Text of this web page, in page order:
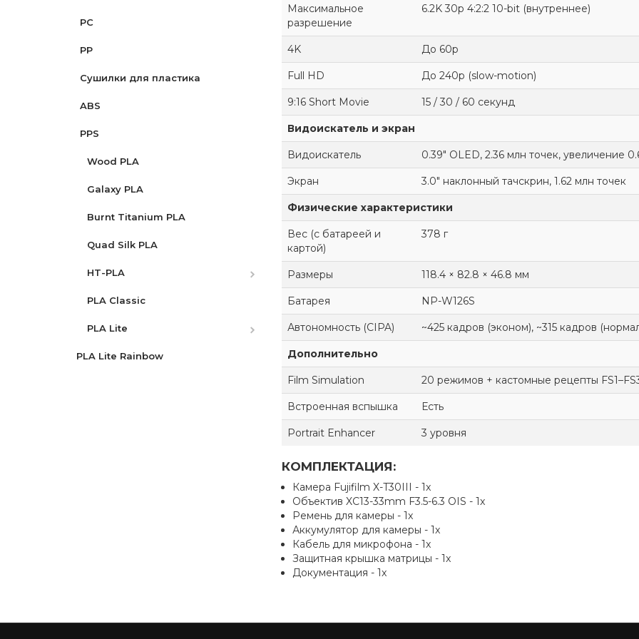
PLA Tri Silk
LW-PLA
Glow PLA
PLA-CF
Rainbow
Wood PLA
Galaxy PLA
Burnt Titanium PLA
Quad Silk PLA
HT-PLA
HT-PLA-GF
PLA Classic
PLA Lite
PLA Lite Rainbow
PETG-GF
PETG Lite
PETG Matte
PC
PP
Cушилки для пластика
ABS
PPS
Максимальное
разрешение
6.2K 30p 4:2:2 10-bit (внутреннее)
4K До 60p
Full HD До 240p (slow-motion)
9:16 Short Movie 15 / 30 / 60 секунд
Видоискатель и экран
Видоискатель 0.39" OLED, 2.36 млн точек, увеличение
Экран 3.0" наклонный тачскрин, 1.62 млн точек
Физические характеристики
Вес (с батареей и
картой)
378 г
Размеры 118.4 × 82.8 × 46.8 мм
Батарея NP-W126S
Автономность (CIPA) ~425 кадров (эконом), ~315 кадров
Дополнительно
Film Simulation 20 режимов + кастомные рецепты
Встроенная вспышка Есть
Portrait Enhancer 3 уровня
КОМПЛЕКТАЦИЯ:
Камера Fujifilm X-T30III - 1x
Объектив XC13-33mm F3.5-6.3 OIS - 1x
Ремень для камеры - 1x
Аккумулятор для камеры - 1x
Кабель для микрофона - 1x
Защитная крышка матрицы - 1x
Документация - 1x